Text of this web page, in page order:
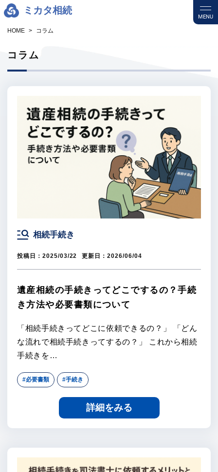
ミカタ相続
MENU
HOME コラム
コラム
相続手続き
投稿日： 2025/03/22 更新日：2026/06/04
遺産相続の手続きってどこでするの？手続
き方法や必要書類について
「相続手続きってどこに依頼できるの？」 「どん
な流れで相続手続きってするの？」 これから相続
手続きを…
#必要書類 #手続き
詳細をみる